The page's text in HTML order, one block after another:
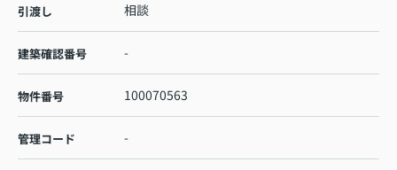
引渡し 相談
建築確認番号 -
物件番号 100070563
管理コード -